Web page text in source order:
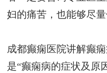
妇的痛苦，也能够尽
成都癫痫医院讲解癫
是“癫痫病的症状及原